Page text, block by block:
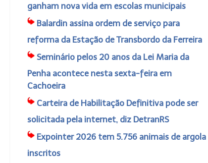
ganham nova vida em escolas municipais
Balardin assina ordem de serviço para
reforma da Estação de Transbordo da Ferreira
Seminário pelos 20 anos da Lei Maria da
Penha acontece nesta sexta-feira em
Cachoeira
Carteira de Habilitação Definitiva pode ser
solicitada pela internet, diz DetranRS
Expointer 2026 tem 5.756 animais de argola
inscritos